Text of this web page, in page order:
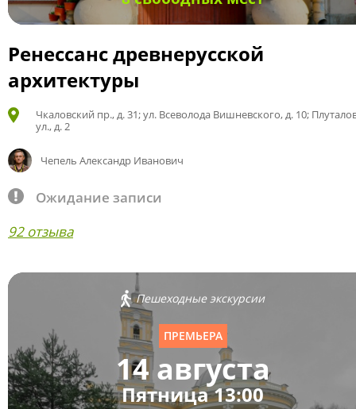
Ренессанс древнерусской
архитектуры
Чкаловский пр., д. 31; ул. Всеволода Вишневского, д. 10;
ул., д. 2
Чепель Александр Иванович
Ожидание записи
92 отзыва
Пешеходные экскурсии
ПРЕМЬЕРА
14 августа
Пятница 13:00